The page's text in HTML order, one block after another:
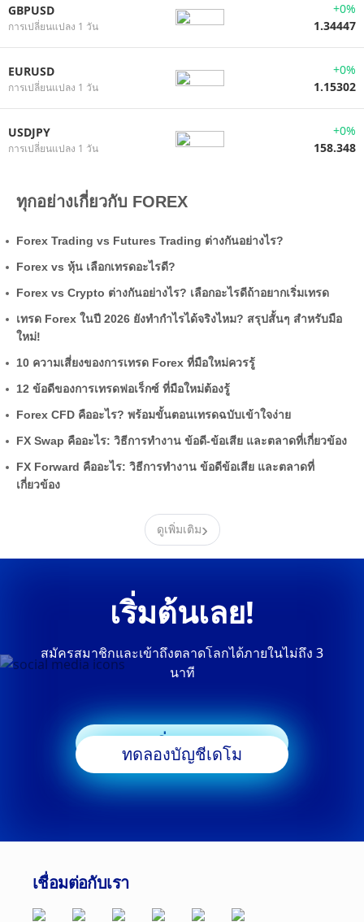
GBPUSD
การเปลี่ยนแปลง 1 วัน
+0%
1.34447
EURUSD
การเปลี่ยนแปลง 1 วัน
+0%
1.15302
USDJPY
การเปลี่ยนแปลง 1 วัน
+0%
158.348
ทุกอย่างเกี่ยวกับ FOREX
Forex Trading vs Futures Trading ต่างกันอย่างไร?
Forex vs หุ้น เลือกเทรดอะไรดี?
Forex vs Crypto ต่างกันอย่างไร? เลือกอะไรดีถ้าอยากเริ่มเทรด
เทรด Forex ในปี 2026 ยังทำกำไรได้จริงไหม? สรุปสั้นๆ สำหรับมือ
ใหม่!
10 ความเสี่ยงของการเทรด Forex ที่มือใหม่ควรรู้
12 ข้อดีของการเทรดฟอเร็กซ์ ที่มือใหม่ต้องรู้
Forex CFD คืออะไร? พร้อมขั้นตอนเทรดฉบับเข้าใจง่าย
FX Swap คืออะไร: วิธีการทำงาน ข้อดี-ข้อเสีย และตลาดที่เกี่ยวข้อง
FX Forward คืออะไร: วิธีการทำงาน ข้อดีข้อเสีย และตลาดที่
เกี่ยวข้อง
ดูเพิ่มเติม›
เริ่มต้นเลย!
สมัครสมาชิกและเข้าถึงตลาดโลกได้ภายในไม่ถึง 3
นาที
เริ่มเทรด
ทดลองบัญชีเดโม
เชื่อมต่อกับเรา